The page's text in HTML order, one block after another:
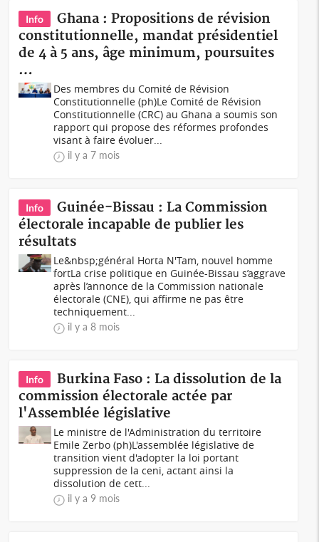
Info
Ghana : Propositions de révision
constitutionnelle, mandat présidentiel
de 4 à 5 ans, âge minimum, poursuites
…
Des membres du Comité de Révision
Constitutionnelle (ph)Le Comité de Révision
Constitutionnelle (CRC) au Ghana a soumis son
rapport qui propose des réformes profondes
visant à faire évoluer...
il y a 7 mois
Info
Guinée-Bissau : La Commission
électorale incapable de publier les
résultats
Le&nbsp;général Horta N'Tam, nouvel homme
fortLa crise politique en Guinée-Bissau s’aggrave
après l’annonce de la Commission nationale
électorale (CNE), qui affirme ne pas être
techniquement...
il y a 8 mois
Info
Burkina Faso : La dissolution de la
commission électorale actée par
l'Assemblée législative
Le ministre de l'Administration du territoire
Emile Zerbo (ph)L'assemblée législative de
transition vient d'adopter la loi portant
suppression de la ceni, actant ainsi la
dissolution de cett...
il y a 9 mois